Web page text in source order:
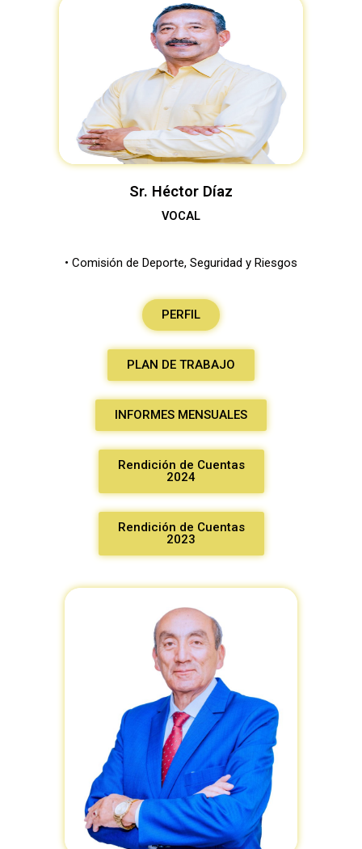
Sr. Héctor Díaz
VOCAL
• Comisión de Deporte, Seguridad y Riesgos
PERFIL
PLAN DE TRABAJO
INFORMES MENSUALES
Rendición de Cuentas
2024
Rendición de Cuentas
2023